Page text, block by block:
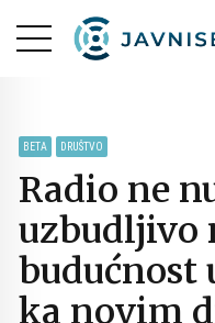
BETA DRUŠTVO
Radio ne
uzbudljivo
budućnost
ka novim